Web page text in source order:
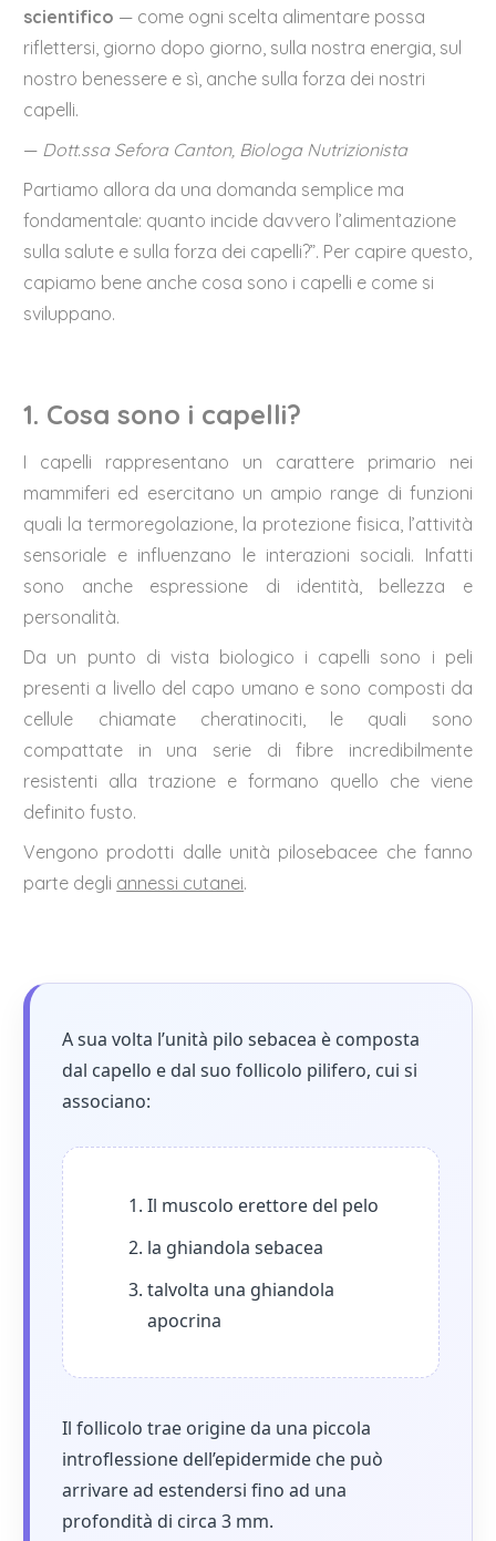
scientifico — come ogni scelta alimentare possa
riflettersi, giorno dopo giorno, sulla nostra energia, sul
nostro benessere e sì, anche sulla forza dei nostri
capelli.
— Dott.ssa Sefora Canton, Biologa Nutrizionista
Partiamo allora da una domanda semplice ma
fondamentale: quanto incide davvero l’alimentazione
sulla salute e sulla forza dei capelli?”. Per capire questo,
capiamo bene anche cosa sono i capelli e come si
sviluppano.
1. Cosa sono i capelli?
I capelli rappresentano un carattere primario nei
mammiferi ed esercitano un ampio range di funzioni
quali la termoregolazione, la protezione fisica, l’attività
sensoriale e influenzano le interazioni sociali. Infatti
sono anche espressione di identità, bellezza e
personalità.
Da un punto di vista biologico i capelli sono i peli
presenti a livello del capo umano e sono composti da
cellule chiamate cheratinociti, le quali sono
compattate in una serie di fibre incredibilmente
resistenti alla trazione e formano quello che viene
definito fusto.
Vengono prodotti dalle unità pilosebacee che fanno
parte degli annessi cutanei.
A sua volta l’unità pilo sebacea è composta
dal capello e dal suo follicolo pilifero, cui si
associano:
Il muscolo erettore del pelo
la ghiandola sebacea
talvolta una ghiandola
apocrina
Il follicolo trae origine da una piccola
introflessione dell’epidermide che può
arrivare ad estendersi fino ad una
profondità di circa 3 mm.